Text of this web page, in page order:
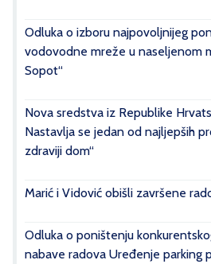
Odluka o izboru najpovoljnijeg
vodovodne mreže u naseljenom
Sopot“
Nova sredstva iz Republike
Nastavlja se jedan od najljepših
zdraviji dom“
Marić i Vidović obišli završene
Odluka o poništenju
nabave radova Uređenje parking